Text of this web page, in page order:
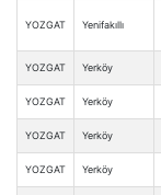
YOZGAT Yenifakıllı
YOZGAT Yerköy
YOZGAT Yerköy
YOZGAT Yerköy
YOZGAT Yerköy